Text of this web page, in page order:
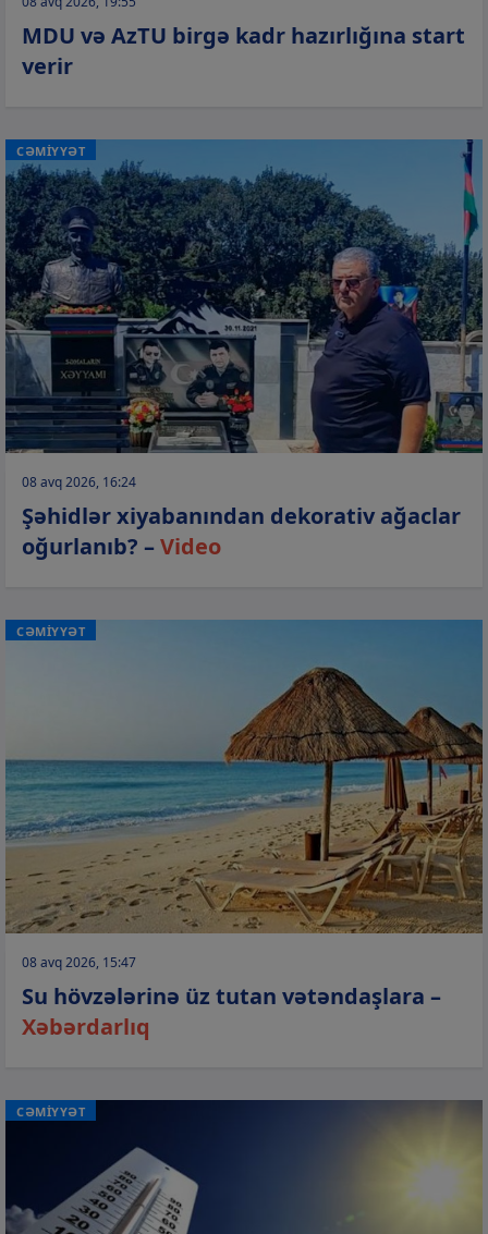
MDU və AzTU birgə kadr hazırlığına start
verir
CƏMİYYƏT
08 avq 2026, 16:24
Şəhidlər xiyabanından dekorativ ağaclar
oğurlanıb? –Video
CƏMİYYƏT
08 avq 2026, 15:47
Su hövzələrinə üz tutan vətəndaşlara –
Xəbərdarlıq
CƏMİYYƏT